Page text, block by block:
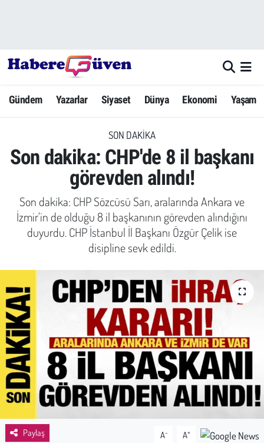
Gündem Yazarlar Siyaset Dünya Ekonomi Yaşam
SON DAKIKA
Son dakika: CHP'de 8 il başkanı
görevden alındı!
Son dakika: CHP Sözcüsü Sarı, aralarında Ankara ve
İzmir'in de olduğu 8 il başkanının görevden alındığını
duyurdu. CHP İstanbul İl Başkanı Özgür Çelik ise
disipline sevk edildi.
Paylaş A- A+
Yazarlar
Dünya
Ekonomi
Yaşam
Yerel Haberler
Sağlık
Emek
Spor
Çocuk
Kültür Sanat
Hava Durumu
Trafik Durumu
Süper Lig Puan Durumu ve Fikstür
Tüm Manşetler
Son Dakika Haberleri
Haber Arşivi